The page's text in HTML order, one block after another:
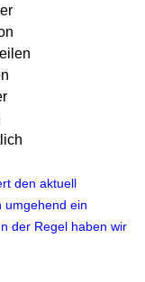
den aktuell
umgehend ein
der Regel haben wir